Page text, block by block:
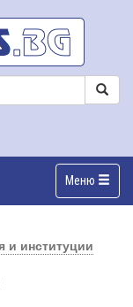
Меню
и институции